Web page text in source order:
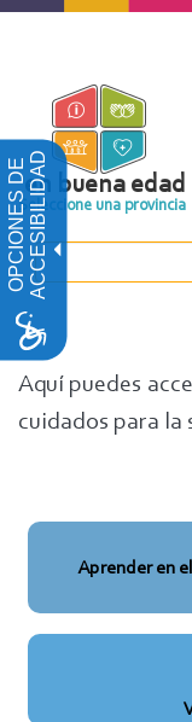
OPCIONES DEACCESIBILIDAD
Pasar
contenido
principal
en buena edad
Seleccione una provincia
Aquí puedes
cuidados para la
Aprender en